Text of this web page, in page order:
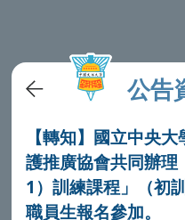
公告
【轉知】國立中央
護推廣協會共同辦
1）訓練課程」（初
職員生報名參加。